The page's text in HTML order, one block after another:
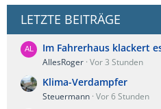
LETZTE BEITRÄGE
Im Fahrerhaus klackert
AllesRoger Vor 3 Stunden
Klima-Verdampfer
Steuermann Vor 6 Stunden